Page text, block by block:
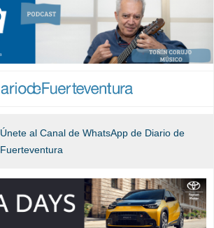
Jump to navigation
Únete al Canal de WhatsApp de Diario de
Fuerteventura